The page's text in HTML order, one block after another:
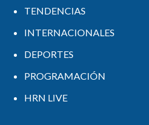
TENDENCIAS
INTERNACIONALES
DEPORTES
PROGRAMACIÓN
HRN LIVE